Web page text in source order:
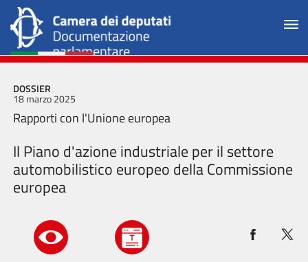
DOSSIER
18 marzo 2025
Rapporti con l'Unione europea
Il Piano d'azione industriale per il settore
automobilistico europeo della Commissione
europea